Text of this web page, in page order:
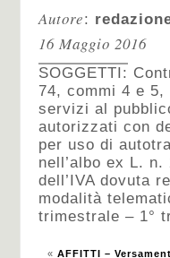
Autore:
16 Maggio 2016
SOGGETTI:
74, commi 4 e
servizi al
autorizzati con
per uso di
nell’albo ex L.
dell’IVA dovuta
modalità
trimestrale – 1°
« AFFITTI –